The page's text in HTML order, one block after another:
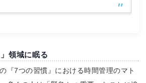
領域に眠る
『7つの習慣』における時間管理のマト